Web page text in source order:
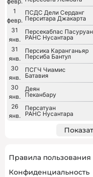
1
февр.
ПСДС Дели Серданг
Перситара Джакарта
31
янв.
Персекабпас Пасуруан
РАНС Нусантара
31
янв.
Персика Каранганьяр
Персиба Бантул
30
янв.
ПСГЧ Чиамис
Батавия
30
янв.
Деян
Пеканбару
26
янв.
Персатуан
РАНС Нусантара
Правила пользования
Конфиденциальность